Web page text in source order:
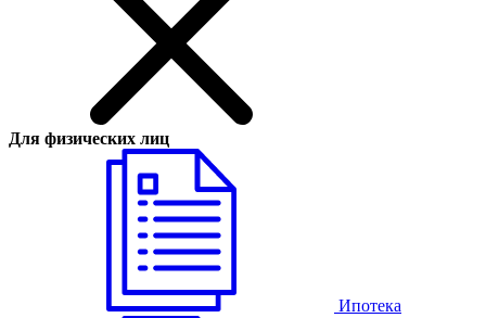
Для физических лиц
Ипотека